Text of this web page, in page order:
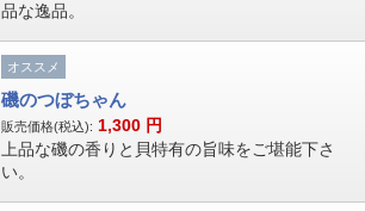
品な逸品。
オススメ
磯のつぼちゃん
販売価格(税込): 1,300 円
上品な磯の香りと貝特有の旨味をご堪能下さ
い。